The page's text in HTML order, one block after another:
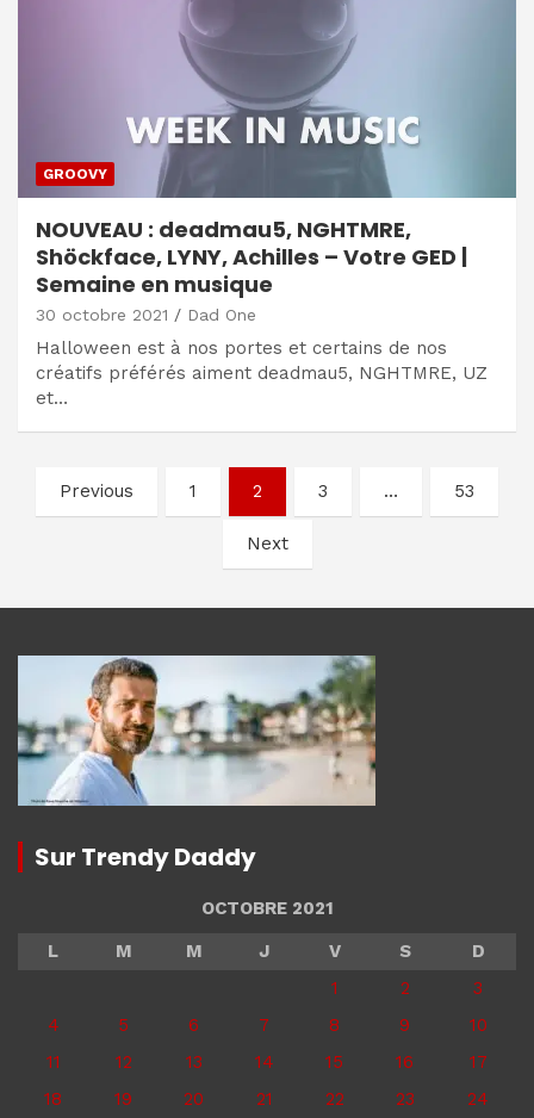
GROOVY
NOUVEAU : deadmau5, NGHTMRE,
Shöckface, LYNY, Achilles – Votre GED |
Semaine en musique
30 octobre 2021 Dad One
Halloween est à nos portes et certains de nos
créatifs préférés aiment deadmau5, NGHTMRE, UZ
et…
Navigation
des
Previous 1 2 3 … 53
Next
Sur Trendy Daddy
OCTOBRE 2021
L
M M J V S
D
1
2
3
4
5 6 7 8 9
10
11
12 13 14 15 16
17
18
19 20 21 22 23
24